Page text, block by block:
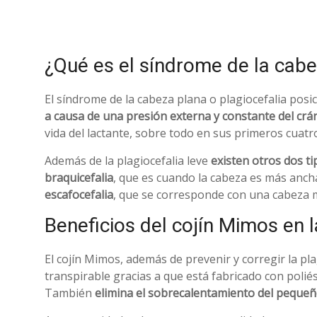
¿Qué es el síndrome de la
El síndrome de la cabeza plana o plagiocefalia
a causa de una presión externa y constante del
vida del lactante, sobre todo en sus primeros
Además de la plagiocefalia leve existen otros dos
braquicefalia, que es cuando la cabeza es más
escafocefalia, que se corresponde con una cabeza
Beneficios del cojín Mimos en
El cojín Mimos, además de prevenir y corregir la
transpirable gracias a que está fabricado con
También elimina el sobrecalentamiento del